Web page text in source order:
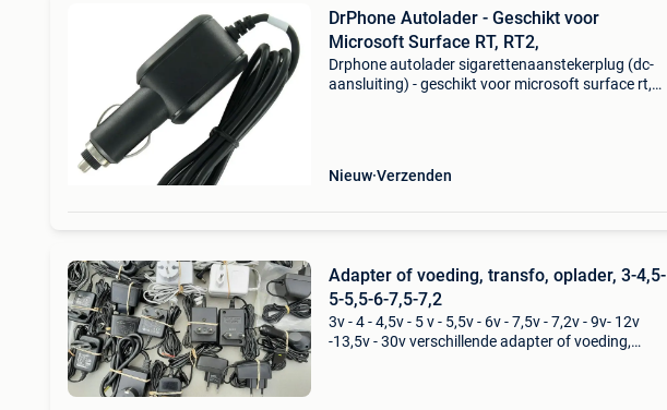
DrPhone Autolader - Geschikt voor
Microsoft Surface RT, RT2,
Drphone autolader sigarettenaanstekerplug (dc-
aansluiting) - geschikt voor microsoft surface rt,
Nieuw Verzenden
Adapter of voeding, transfo, oplader, 3-4,5-
5-5,5-6-7,5-7,2
3v - 4 - 4,5v - 5 v - 5,5v - 6v - 7,5v - 7,2v - 9v- 12v
-13,5v - 30v verschillende adapter of voeding,